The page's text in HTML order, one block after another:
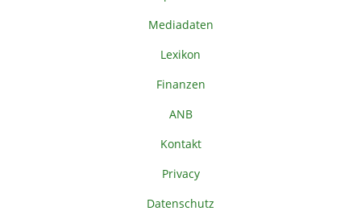
Mediadaten
Lexikon
Finanzen
ANB
Kontakt
Privacy
Datenschutz